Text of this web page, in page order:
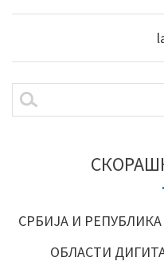
СРБИЈА И
ОБЛАСТИ